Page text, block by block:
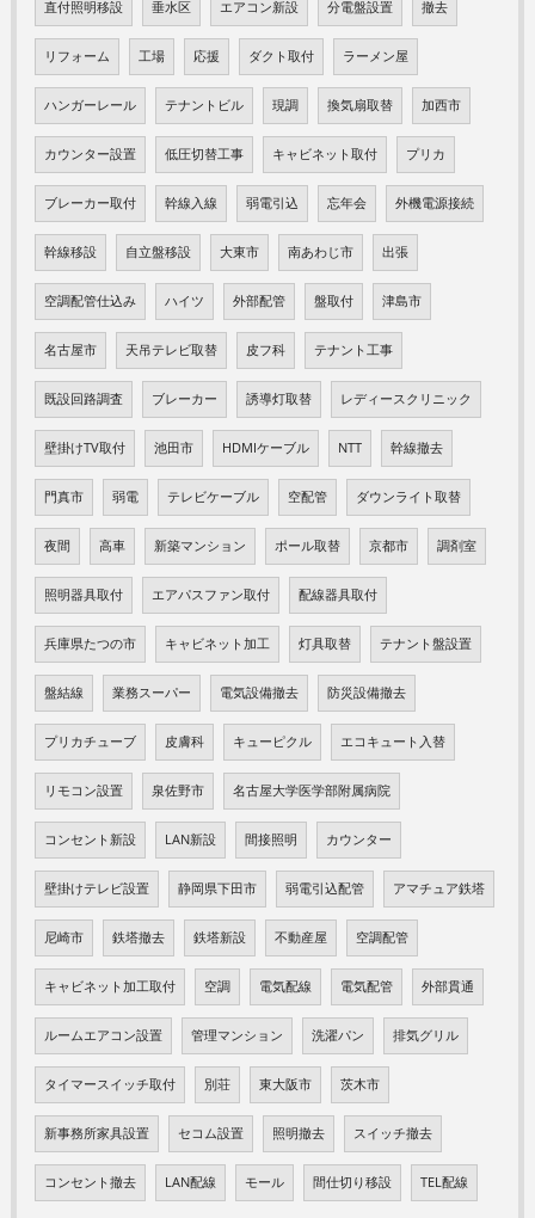
直付照明移設 垂水区 エアコン新設 分電盤設置 撤去
リフォーム 工場 応援 ダクト取付 ラーメン屋
ハンガーレール テナントビル 現調 換気扇取替 加西市
カウンター設置 低圧切替工事 キャビネット取付 プリカ
ブレーカー取付 幹線入線 弱電引込 忘年会 外機電源接続
幹線移設 自立盤移設 大東市 南あわじ市 出張
空調配管仕込み ハイツ 外部配管 盤取付 津島市
名古屋市 天吊テレビ取替 皮フ科 テナント工事
既設回路調査 ブレーカー 誘導灯取替 レディースクリニック
壁掛けTV取付 池田市 HDMIケーブル NTT 幹線撤去
門真市 弱電 テレビケーブル 空配管 ダウンライト取替
夜間 高車 新築マンション ポール取替 京都市 調剤室
照明器具取付 エアパスファン取付 配線器具取付
兵庫県たつの市 キャビネット加工 灯具取替 テナント盤設置
盤結線 業務スーパー 電気設備撤去 防災設備撤去
プリカチューブ 皮膚科 キューピクル エコキュート入替
リモコン設置 泉佐野市 名古屋大学医学部附属病院
コンセント新設 LAN新設 間接照明 カウンター
壁掛けテレビ設置 静岡県下田市 弱電引込配管 アマチュア鉄塔
尼崎市 鉄塔撤去 鉄塔新設 不動産屋 空調配管
キャビネット加工取付 空調 電気配線 電気配管 外部貫通
ルームエアコン設置 管理マンション 洗濯パン 排気グリル
タイマースイッチ取付 別荘 東大阪市 茨木市
新事務所家具設置 セコム設置 照明撤去 スイッチ撤去
コンセント撤去 LAN配線 モール 間仕切り移設 TEL配線